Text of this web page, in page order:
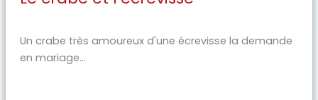
Un crabe très amoureux d'une écrevisse la demande
en mariage...